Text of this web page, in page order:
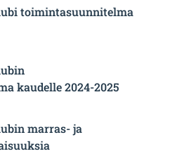
toimintasuunnitelma
kaudelle 2024-2025
marras- ja